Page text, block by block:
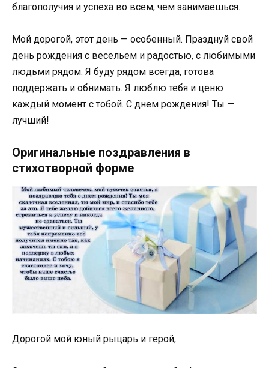
благополучия и успеха во всем, чем занимаешься.
Мой дорогой, этот день — особенный. Празднуй свой
день рождения с весельем и радостью, с любимыми
людьми рядом. Я буду рядом всегда, готова
поддержать и обнимать. Я люблю тебя и ценю
каждый момент с тобой. С днем рождения! Ты —
лучший!
Оригинальные поздравления в
стихотворной форме
Дорогой мой юный рыцарь и герой,